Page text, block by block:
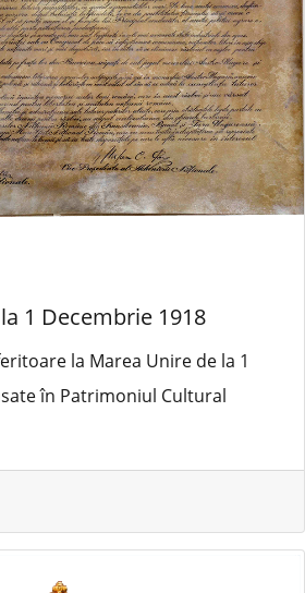
1 Decembrie 1918
la Marea Unire de la 1
în Patrimoniul Cultural